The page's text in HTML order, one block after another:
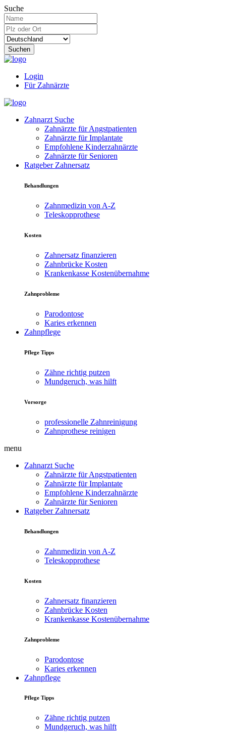
Suche
Suchen
Login
Für Zahnärzte
Zahnarzt Suche
Zahnärzte für Angstpatienten
Zahnärzte für Implantate
Empfohlene Kinderzahnärzte
Zahnärzte für Senioren
Ratgeber Zahnersatz
Behandlungen
Zahnmedizin von A-Z
Teleskopprothese
Kosten
Zahnersatz finanzieren
Zahnbrücke Kosten
Krankenkasse Kostenübernahme
Zahnprobleme
Parodontose
Karies erkennen
Zahnpflege
Pflege Tipps
Zähne richtig putzen
Mundgeruch, was hilft
Vorsorge
professionelle Zahnreinigung
Zahnprothese reinigen
menu
Zahnarzt Suche
Zahnärzte für Angstpatienten
Zahnärzte für Implantate
Empfohlene Kinderzahnärzte
Zahnärzte für Senioren
Ratgeber Zahnersatz
Behandlungen
Zahnmedizin von A-Z
Teleskopprothese
Kosten
Zahnersatz finanzieren
Zahnbrücke Kosten
Krankenkasse Kostenübernahme
Zahnprobleme
Parodontose
Karies erkennen
Zahnpflege
Pflege Tipps
Zähne richtig putzen
Mundgeruch, was hilft